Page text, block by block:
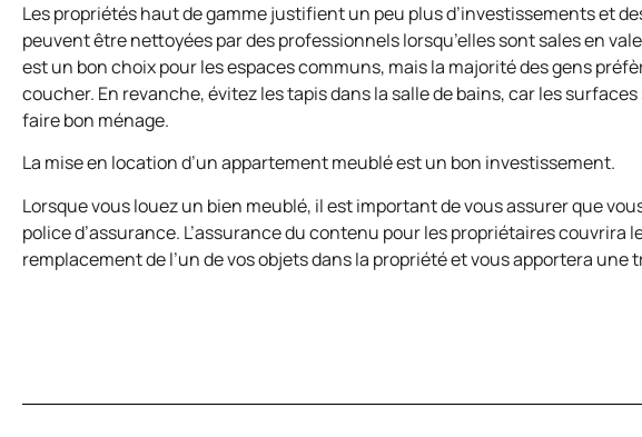
Les propriétés haut de gamme justifient un peu plus d’investissements et
peuvent être nettoyées par des professionnels lorsqu’elles sont sales en
est un bon choix pour les espaces communs, mais la majorité des gens
coucher. En revanche, évitez les tapis dans la salle de bains, car les surfaces
faire bon ménage.
La mise en location d’un appartement meublé est un bon investissement.
Lorsque vous louez un bien meublé, il est important de vous assurer que
police d’assurance. L’assurance du contenu pour les propriétaires couvrira
remplacement de l’un de vos objets dans la propriété et vous apportera une